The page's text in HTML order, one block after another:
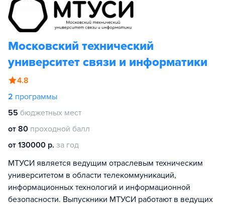
Московский технический
университет связи и информатики
4.8
2 программы
55 бюджетных мест
от 80 проходной балл
от 130000 р. за год
МТУСИ является ведущим отраслевым техническим
университетом в области телекоммуникаций,
информационных технологий и информационной
безопасности. Выпускники МТУСИ работают в ведущих